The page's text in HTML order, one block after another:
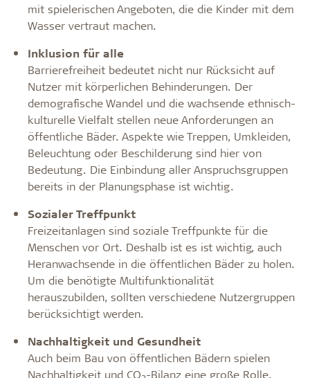
mit spielerischen Angeboten, die die Kinder mit dem
Wasser vertraut machen.
Inklusion für alle
Barrierefreiheit bedeutet nicht nur Rücksicht auf
Nutzer mit körperlichen Behinderungen. Der
demografische Wandel und die wachsende ethnisch-
kulturelle Vielfalt stellen neue Anforderungen an
öffentliche Bäder. Aspekte wie Treppen, Umkleiden,
Be­leuchtung oder Beschilderung sind hier von
Bedeutung. Die Einbindung aller Anspruchsgruppen
bereits in der Planungsphase ist wichtig.
Sozialer Treffpunkt
Freizeitanlagen sind soziale Treffpunkte für die
Menschen vor Ort. Deshalb ist es ist wichtig, auch
Heranwachsende in die öffentlichen Bäder zu holen.
Um die benötigte Multifunktionalität
herauszubilden, sollten verschiedene Nutzergruppen
berücksichtigt werden.
Nachhaltigkeit und Gesundheit
Auch beim Bau von öffentlichen Bädern spielen
Nachhaltigkeit und CO -Bilanz eine große Rolle.